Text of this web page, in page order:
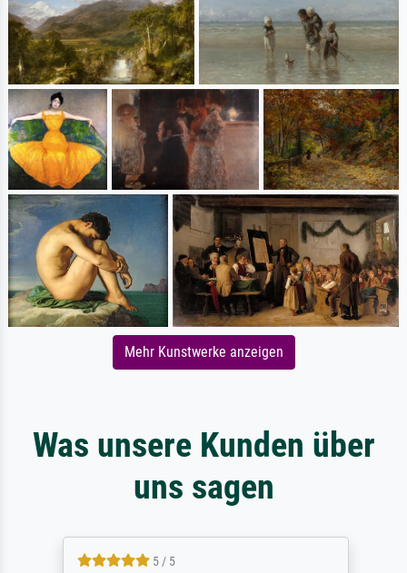
Mehr Kunstwerke anzeigen
Was unsere Kunden über
uns sagen
5 / 5